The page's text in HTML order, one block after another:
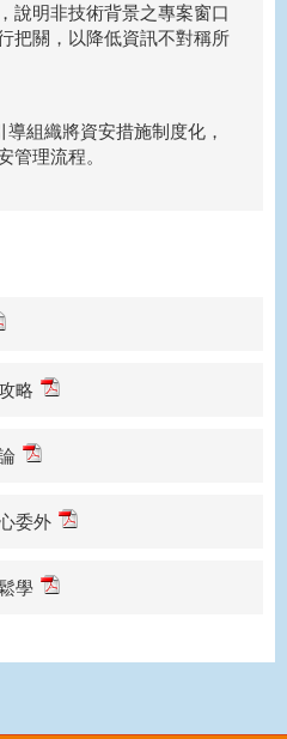
說明非技術背景之專案窗口
把關，以降低資訊不對稱所
組織將資安措施制度化，
管理流程。
略
委外
學